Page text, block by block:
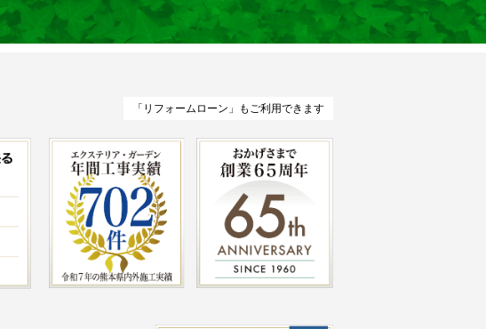
「リフォームローン」もご利用できます